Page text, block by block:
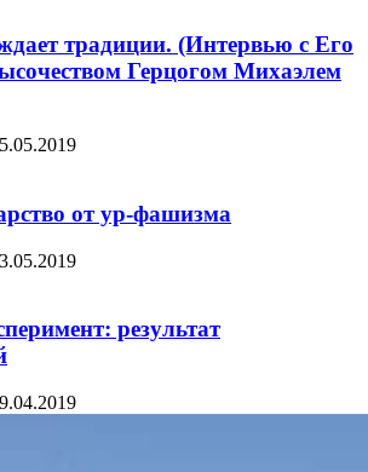
традиции. (Интервью с Его
Герцогом Михаэлем
от ур-фашизма
результат